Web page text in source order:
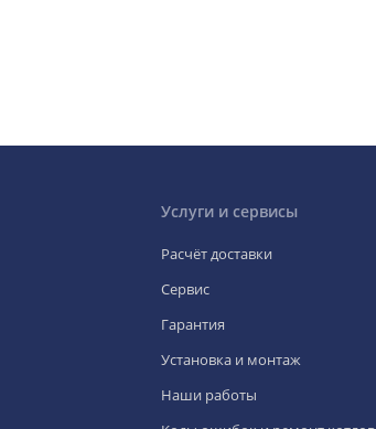
Услуги и сервисы
Расчёт доставки
Сервис
Гарантия
Установка и монтаж
Наши работы